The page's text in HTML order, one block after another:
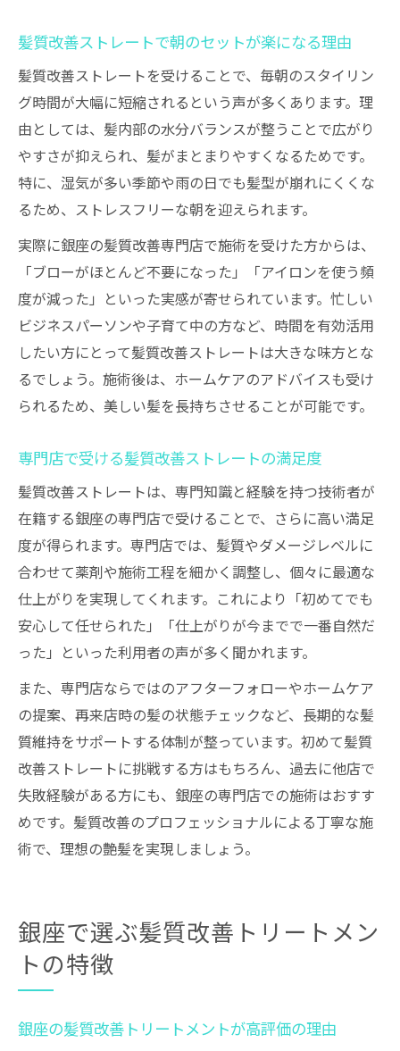
髪質改善ストレートで朝のセットが楽になる理由
髪質改善ストレートを受けることで、毎朝のスタイリン
グ時間が大幅に短縮されるという声が多くあります。理
由としては、髪内部の水分バランスが整うことで広がり
やすさが抑えられ、髪がまとまりやすくなるためです。
特に、湿気が多い季節や雨の日でも髪型が崩れにくくな
るため、ストレスフリーな朝を迎えられます。
実際に銀座の髪質改善専門店で施術を受けた方からは、
「ブローがほとんど不要になった」「アイロンを使う頻
度が減った」といった実感が寄せられています。忙しい
ビジネスパーソンや子育て中の方など、時間を有効活用
したい方にとって髪質改善ストレートは大きな味方とな
るでしょう。施術後は、ホームケアのアドバイスも受け
られるため、美しい髪を長持ちさせることが可能です。
専門店で受ける髪質改善ストレートの満足度
髪質改善ストレートは、専門知識と経験を持つ技術者が
在籍する銀座の専門店で受けることで、さらに高い満足
度が得られます。専門店では、髪質やダメージレベルに
合わせて薬剤や施術工程を細かく調整し、個々に最適な
仕上がりを実現してくれます。これにより「初めてでも
安心して任せられた」「仕上がりが今までで一番自然だ
った」といった利用者の声が多く聞かれます。
また、専門店ならではのアフターフォローやホームケア
の提案、再来店時の髪の状態チェックなど、長期的な髪
質維持をサポートする体制が整っています。初めて髪質
改善ストレートに挑戦する方はもちろん、過去に他店で
失敗経験がある方にも、銀座の専門店での施術はおすす
めです。髪質改善のプロフェッショナルによる丁寧な施
術で、理想の艶髪を実現しましょう。
銀座で選ぶ髪質改善トリートメン
トの特徴
銀座の髪質改善トリートメントが高評価の理由